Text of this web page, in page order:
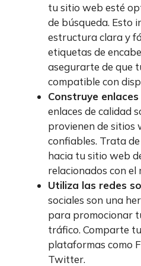
tu sitio web esté
de búsqueda. Esto
estructura clara y
etiquetas de
asegurarte de que
compatible con
Construye
enlaces de calidad
provienen de sitios
confiables. Trata
hacia tu sitio web
relacionados con el
Utiliza las redes
sociales son una
para promocionar
tráfico. Comparte
plataformas como
Twitter.